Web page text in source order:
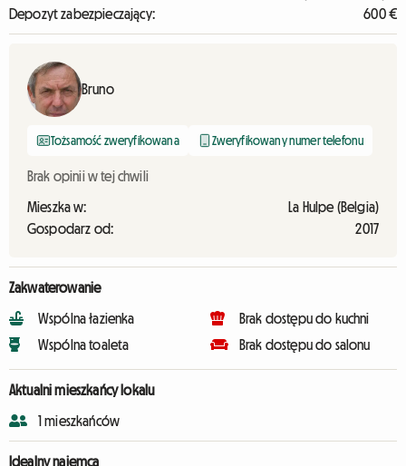
Depozyt zabezpieczający:
600 €
Bruno
Tożsamość zweryfikowana Zweryfikowany numer telefonu
Brak opinii w tej chwili
Mieszka w:
La Hulpe (Belgia)
Gospodarz od:
2017
Zakwaterowanie
Wspólna łazienka
Wspólna toaleta
Brak dostępu do kuchni
Brak dostępu do salonu
Aktualni mieszkańcy lokalu
1 mieszkańców
Idealny najemca